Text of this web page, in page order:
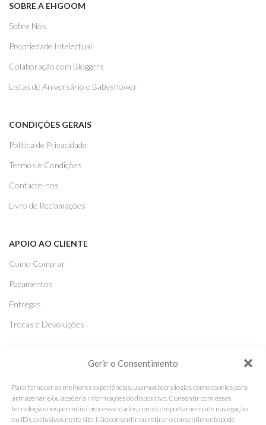
Gerir o Consentimento
Para fornecer as melhores experiências, usamos tecnologias como cookies para
armazenar e/ou aceder a informações do dispositivo. Consentir com essas
tecnologias nos permitirá processar dados, como comportamento de navegação
ou IDs exclusivos neste site. Não consentir ou retirar o consentimento pode
SOBRE A EHGOOM
Sobre Nós
Propriedade Intelectual
Colaboração com Bloggers
Listas de Aniversário e Babyshower
CONDIÇÕES GERAIS
Politica de Privacidade
Termos e Condições
Contacte-nos
Livro de Reclamações
APOIO AO CLIENTE
Como Comprar
Pagamentos
Entregas
Trocas e Devoluções
Facebook
Instagram